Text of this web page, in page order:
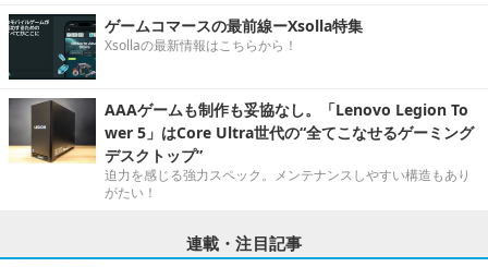
ゲームコマースの最前線ーXsolla特集
Xsollaの最新情報はこちらから！
AAAゲームも制作も妥協なし。「Lenovo Legion To
wer 5」はCore Ultra世代の“全てこなせるゲーミング
デスクトップ”
迫力を感じる強力スペック。メンテナンスしやすい構造もあり
がたい！
連載・注目記事